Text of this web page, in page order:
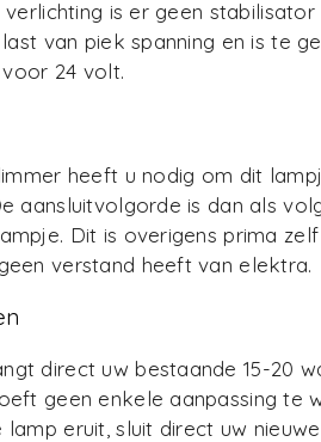
is er geen stabilisator
van piek spanning en is te
24 volt.
heeft u nodig om dit
aansluitvolgorde is dan als
Dit is overigens prima
verstand heeft van elektra.
direct uw bestaande 15-20
geen enkele aanpassing te
eruit, sluit direct uw